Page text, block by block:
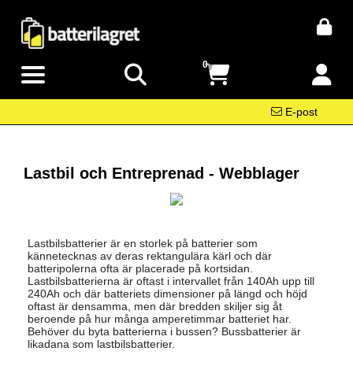
0
E-post
Lastbil och Entreprenad - Webblager
Lastbilsbatterier är en storlek på batterier som
kännetecknas av deras rektangulära kärl och där
batteripolerna ofta är placerade på kortsidan.
Lastbilsbatterierna är oftast i intervallet från 140Ah upp till
240Ah och där batteriets dimensioner på längd och höjd
oftast är densamma, men där bredden skiljer sig åt
beroende på hur många amperetimmar batteriet har.
Behöver du byta batterierna i bussen? Bussbatterier är
likadana som lastbilsbatterier.